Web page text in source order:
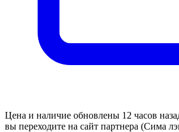
Цена и наличие обновлены 12 часов
вы переходите на сайт партнера (Сима